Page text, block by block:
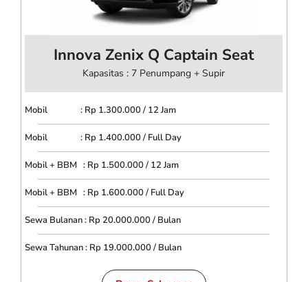
Innova Zenix Q Captain Seat
Kapasitas : 7 Penumpang + Supir
Mobil : Rp 1.300.000 / 12 Jam
Mobil : Rp 1.400.000 / Full Day
Mobil + BBM : Rp 1.500.000 / 12 Jam
Mobil + BBM : Rp 1.600.000 / Full Day
Sewa Bulanan : Rp 20.000.000 / Bulan
Sewa Tahunan : Rp 19.000.000 / Bulan